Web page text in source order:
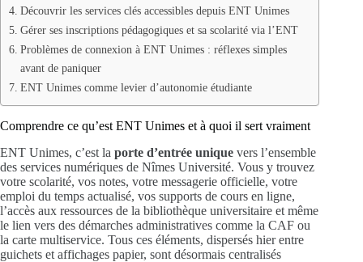
Découvrir les services clés accessibles depuis ENT Unimes
Gérer ses inscriptions pédagogiques et sa scolarité via l’ENT
Problèmes de connexion à ENT Unimes : réflexes simples
avant de paniquer
ENT Unimes comme levier d’autonomie étudiante
Comprendre ce qu’est ENT Unimes et à quoi il sert vraiment
ENT Unimes, c’est la porte d’entrée unique vers l’ensemble
des services numériques de Nîmes Université. Vous y trouvez
votre scolarité, vos notes, votre messagerie officielle, votre
emploi du temps actualisé, vos supports de cours en ligne,
l’accès aux ressources de la bibliothèque universitaire et même
le lien vers des démarches administratives comme la CAF ou
la carte multiservice. Tous ces éléments, dispersés hier entre
guichets et affichages papier, sont désormais centralisés